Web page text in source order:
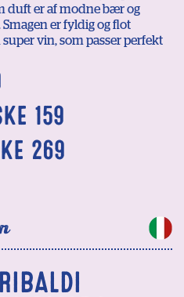
duft er af modne bær og
er fyldig og flot
super vin, som passer perfekt
159
269